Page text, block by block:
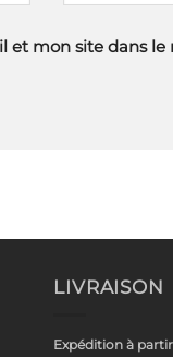
et mon site dans
LIVRAISON
Expédition à